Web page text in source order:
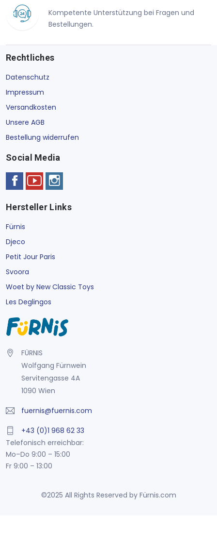
Kompetente Unterstützung bei Fragen und
Bestellungen.
Rechtliches
Datenschutz
Impressum
Versandkosten
Unsere AGB
Bestellung widerrufen
Social Media
Hersteller Links
Fürnis
Djeco
Petit Jour Paris
Svoora
Woet by New Classic Toys
Les Deglingos
FÜRNIS
Wolfgang Fürnwein
Servitengasse 4A
1090 Wien
fuernis@fuernis.com
+43 (0)1 968 62 33
Telefonisch erreichbar:
Mo–Do 9:00 – 15:00
Fr 9:00 – 13:00
©2025 All Rights Reserved by Fürnis.com